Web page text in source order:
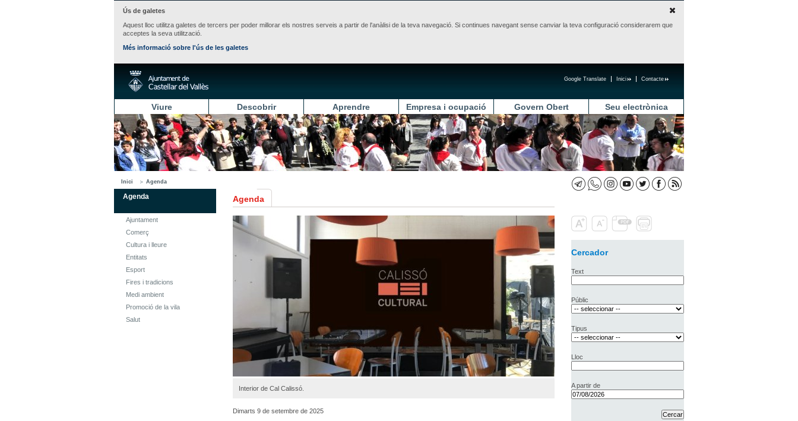
Ús de galetes
Aquest lloc utilitza galetes de tercers per poder millorar els nostres serveis a partir de l'anàlisi de la teva navegació. Si continues navegant sense canviar la teva configuració considerarem que
acceptes la seva utilització.
Més informació sobre l'ús de les galetes
Contacte
Inici
Google Translate
Viure Descobrir Aprendre Empresa i ocupació Govern Obert Seu electrònica
Inici Agenda
Agenda
Ajuntament
Comerç
Cultura i lleure
Entitats
Esport
Fires i tradicions
Medi ambient
Promoció de la vila
Salut
Agenda
Interior de Cal Calissó.
Dimarts 9 de setembre de 2025
Cercador
Text
Públic
Tipus
Lloc
A partir de